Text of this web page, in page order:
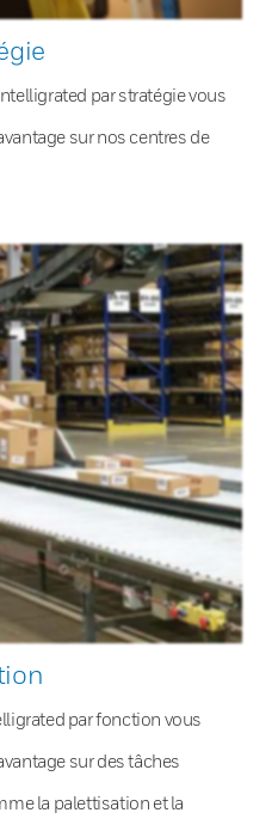
par stratégie vous
sur nos centres de
par fonction vous
sur des tâches
la palettisation et la